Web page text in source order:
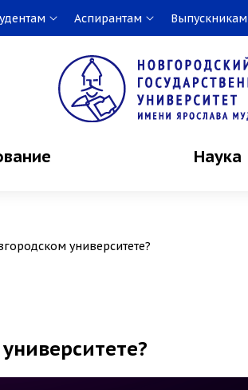
Аспирантам Выпускникам
Наука
университете?